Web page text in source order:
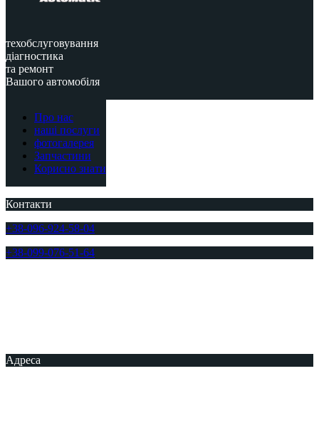
техобслуговування
діагностика
та ремонт
Вашого автомобіля
Про нас
наші послуги
фотогалерея
Запчастини
Корисно знати
Контакти
+38-096-924-58-04
+38-099-076-51-64
Адреса